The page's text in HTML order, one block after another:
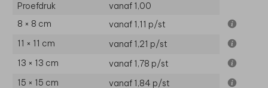
Proefdruk
vanaf 1,00
8 × 8 cm
vanaf 1,11 p/st
11 × 11 cm
vanaf 1,21 p/st
13 × 13 cm
vanaf 1,78 p/st
15 × 15 cm
vanaf 1,84 p/st